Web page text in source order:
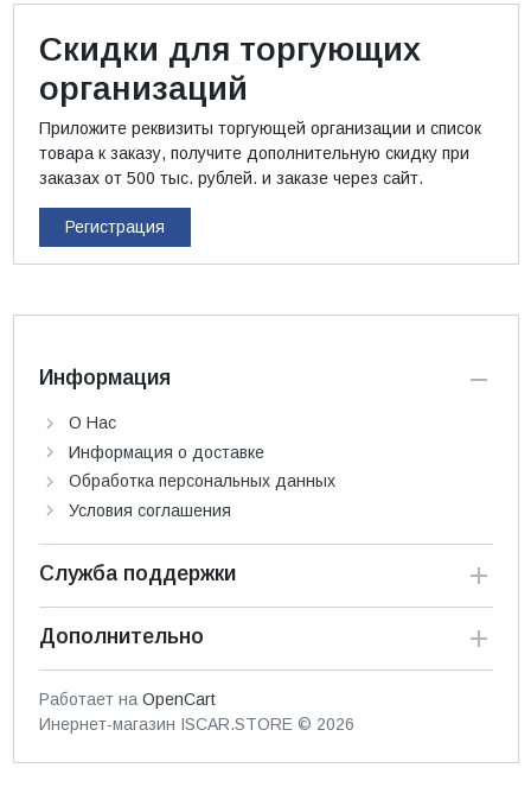
Скидки для торгующих
организаций
Приложите реквизиты торгующей организации и список
товара к заказу, получите дополнительную скидку при
заказах от 500 тыс. рублей. и заказе через сайт.
Регистрация
Информация
О Нас
Информация о доставке
Обработка персональных данных
Условия соглашения
Служба поддержки
Дополнительно
Работает на OpenCart
Инернет-магазин ISCAR.STORE © 2026